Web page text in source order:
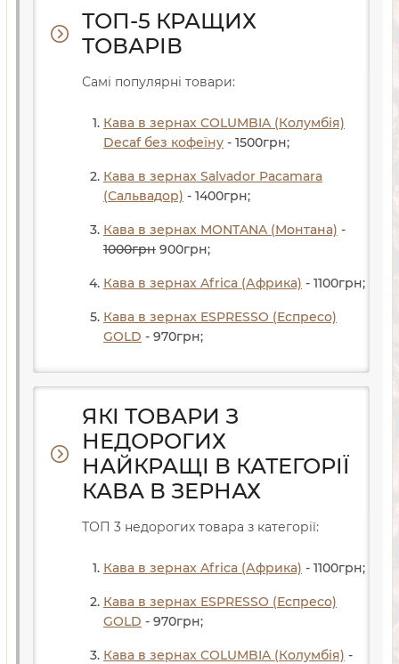
ТОП-5 КРАЩИХ
ТОВАРІВ
Самі популярні товари:
Кава в зернах COLUMBIA (Колумбія)
Decaf без кофеїну - 1500грн;
Кава в зернах Salvador Pacamara
(Сальвадор) - 1400грн;
Кава в зернах MONTANA (Монтана) -
1000грн 900грн;
Кава в зернах Africa (Африка) - 1100грн;
Кава в зернах ESPRESSO (Еспресо)
GOLD - 970грн;
ЯКІ ТОВАРИ З
НЕДОРОГИХ
НАЙКРАЩІ В КАТЕГОРІЇ
КАВА В ЗЕРНАХ
ТОП 3 недорогих товара з категорії:
Кава в зернах Africa (Африка) - 1100грн;
Кава в зернах ESPRESSO (Еспресо)
GOLD - 970грн;
Кава в зернах COLUMBIA (Колумбія) -